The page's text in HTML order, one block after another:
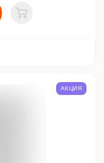
В корзину
АКЦИЯ